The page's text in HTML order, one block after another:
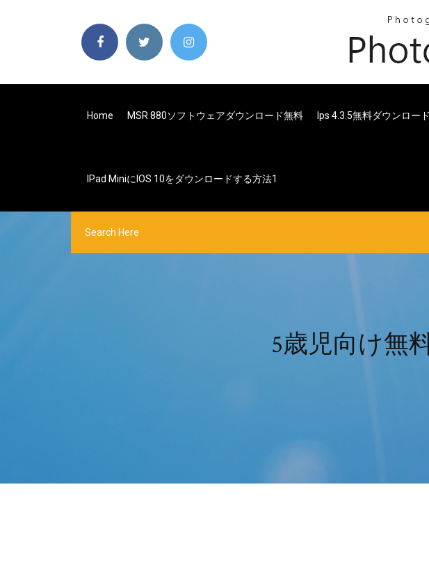
Home MSR 880ソフトウェアダウンロード無料 Ips 4.3.5無料ダウンロード
IPad MiniにiOS 10をダウンロードする方法1
5歳児向け無